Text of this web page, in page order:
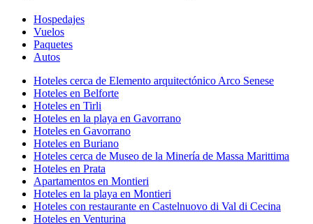
Hospedajes
Vuelos
Paquetes
Autos
Hoteles cerca de Elemento arquitectónico Arco Senese
Hoteles en Belforte
Hoteles en Tirli
Hoteles en la playa en Gavorrano
Hoteles en Gavorrano
Hoteles en Buriano
Hoteles cerca de Museo de la Minería de Massa Marittima
Hoteles en Prata
Apartamentos en Montieri
Hoteles en la playa en Montieri
Hoteles con restaurante en Castelnuovo di Val di Cecina
Hoteles en Venturina